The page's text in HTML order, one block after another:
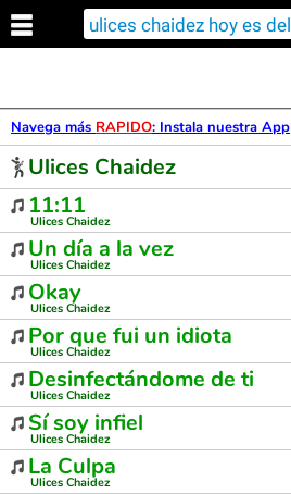
Navega más RAPIDO: Instala nuestra App
Ulices Chaidez
11:11
Ulices Chaidez
Un día a la vez
Ulices Chaidez
Okay
Ulices Chaidez
Por que fui un idiota
Ulices Chaidez
Desinfectándome de ti
Ulices Chaidez
Sí soy infiel
Ulices Chaidez
La Culpa
Ulices Chaidez